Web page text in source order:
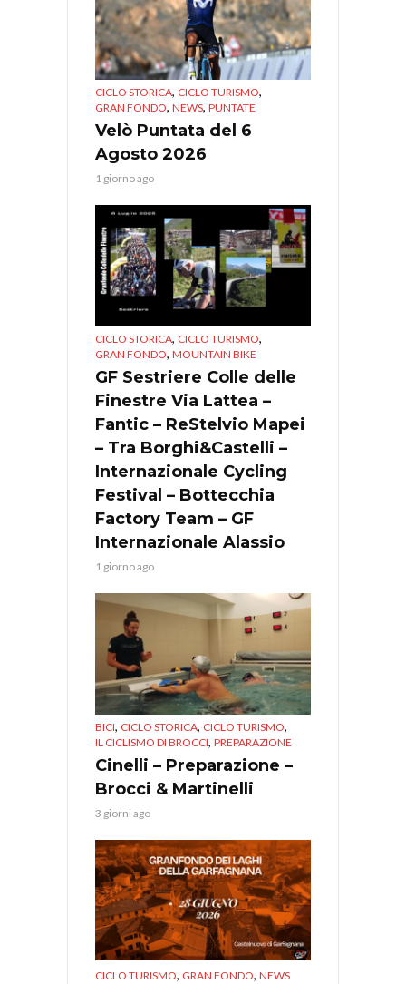
CICLO STORICA, CICLO TURISMO,
GRAN FONDO, NEWS, PUNTATE
Velò Puntata del 6
Agosto 2026
1 giorno ago
CICLO STORICA, CICLO TURISMO,
GRAN FONDO, MOUNTAIN BIKE
GF Sestriere Colle delle
Finestre Via Lattea –
Fantic – ReStelvio Mapei
– Tra Borghi&Castelli –
Internazionale Cycling
Festival – Bottecchia
Factory Team – GF
Internazionale Alassio
1 giorno ago
BICI, CICLO STORICA, CICLO TURISMO,
IL CICLISMO DI BROCCI, PREPARAZIONE
Cinelli – Preparazione –
Brocci & Martinelli
3 giorni ago
CICLO TURISMO, GRAN FONDO, NEWS